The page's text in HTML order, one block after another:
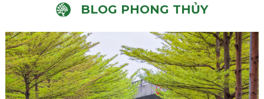
BLOG PHONG THỦY